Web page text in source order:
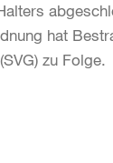
hat
zu Folge.